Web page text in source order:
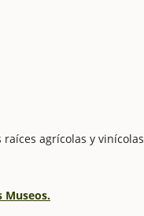
agrícolas y vinícolas
Museos.